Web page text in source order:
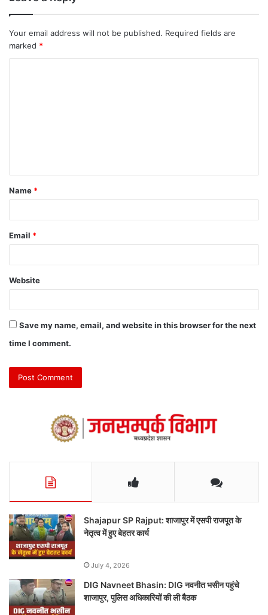
Your email address will not be published. Required fields are
marked *
Name *
Email *
Website
Save my name, email, and website in this browser for the next
time I comment.
Shajapur SP Rajput: शाजापुर में एसपी राजपूत के
नेतृत्व में हुए बेहतर कार्य
July 4, 2026
DIG Navneet Bhasin: DIG नवनीत भसीन पहुंचे
शाजापुर, पुलिस अधिकारियों की ली बैठक